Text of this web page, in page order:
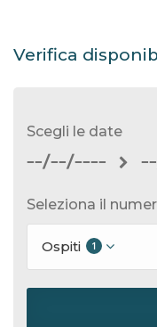
Verifica
Scegli le date
--/--/----
Seleziona il
Ospiti 1